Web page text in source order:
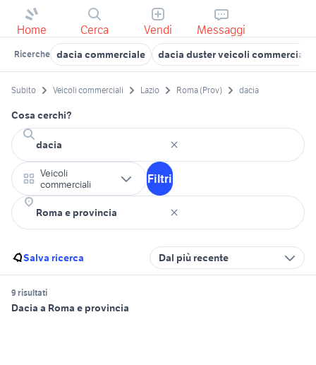
Home Cerca Vendi Messaggi
Ricerche dacia commerciale dacia duster veicoli commerciali
Subito Veicoli commerciali Lazio Roma (Prov) dacia
Cosa cerchi?
Veicoli
commerciali
Filtri
Salva ricerca Dal più recente
9 risultati
Dacia a Roma e provincia